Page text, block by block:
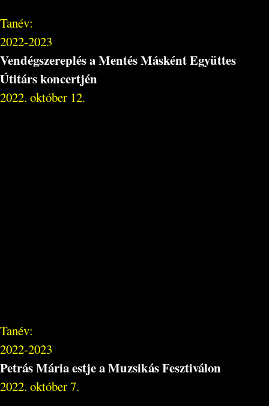
Tanév:
2022-2023
Vendégszereplés a Mentés Másként Együttes
Útitárs koncertjén
2022. október 12.
Tanév:
2022-2023
Petrás Mária estje a Muzsikás Fesztiválon
2022. október 7.